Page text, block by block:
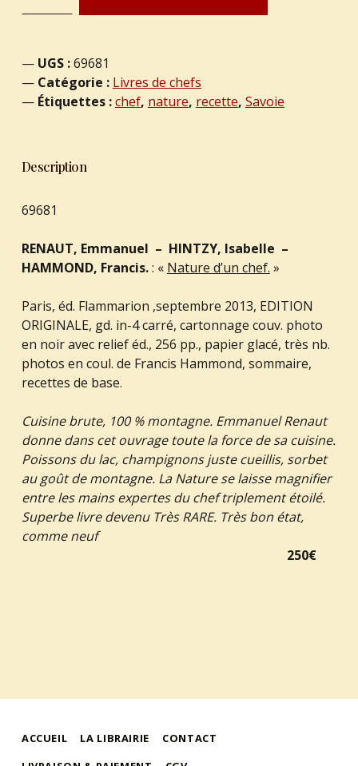
UGS :69681
Catégorie : Livres de chefs
Étiquettes :chef, nature, recette, Savoie
Description
69681
RENAUT, Emmanuel – HINTZY, Isabelle –
HAMMOND, Francis.: « Nature d’un chef. »
Paris, éd. Flammarion ,septembre 2013, EDITION
ORIGINALE, gd. in-4 carré, cartonnage couv. photo
en noir avec relief éd., 256 pp., papier glacé, très nb.
photos en coul. de Francis Hammond, sommaire,
recettes de base.
Cuisine brute, 100 % montagne. Emmanuel Renaut
donne dans cet ouvrage toute la force de sa cuisine.
Poissons du lac, champignons juste cueillis, sorbet
au goût de montagne. La Nature se laisse magnifier
entre les mains expertes du chef triplement étoilé.
Superbe livre devenu Très RARE. Très bon état,
comme neuf
250€
ACCUEIL LA LIBRAIRIE
CONTACT